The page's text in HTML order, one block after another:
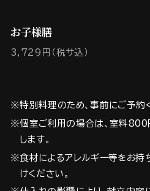
お子様膳
3,729円（税サ込）
※特別料理のため、事前にご予約
※個室ご利用の場合は、室料800
します。
※食材によるアレルギー等をお持
けください。